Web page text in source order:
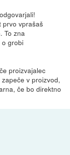
prvo vprašaš
To zna
o grobi
proizvajalec
v proizvod,
če bo direktno